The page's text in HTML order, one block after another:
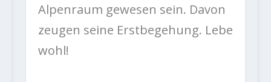
Alpenraum gewesen sein. Davon
zeugen seine Erstbegehung. Lebe
wohl!